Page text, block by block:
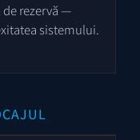
rezervă —
sistemului.